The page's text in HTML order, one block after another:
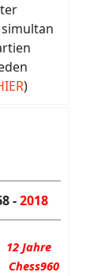
)
-2018
12 Jahre
Chess960